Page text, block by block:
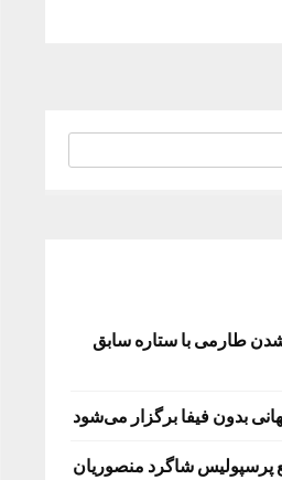
طارمی با ستاره سابق
بدون فیفا برگزار می‌شود
پرسپولیس شاگرد منصوریان